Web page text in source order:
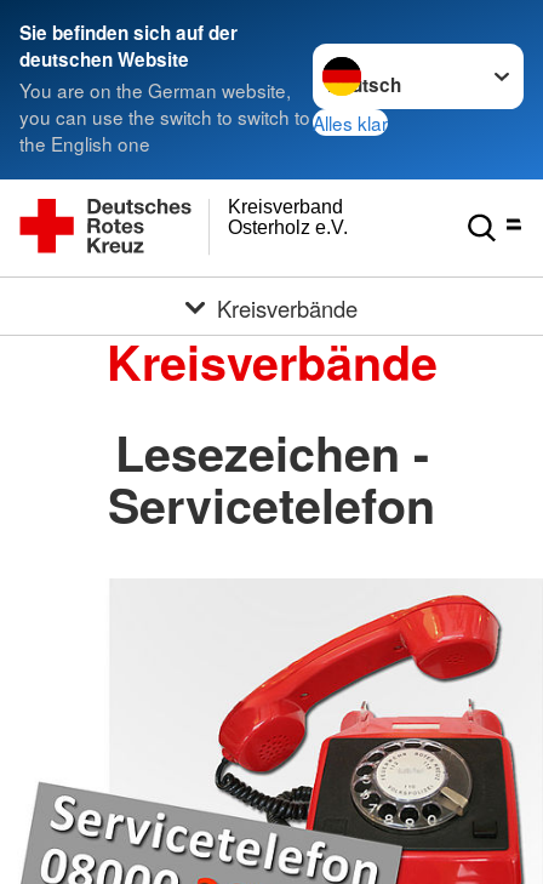
Sie befinden sich auf der
deutschen Website
You are on the German website,
you can use the switch to switch to
the English one
Sprache wechseln zu
Alles klar
Osterholz e.V.
Kreisverband
Kreisverbände
Kreisverbände
Lesezeichen -
Servicetelefon